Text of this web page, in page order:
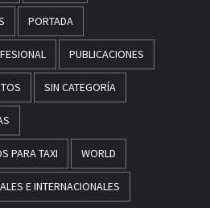
PORTADA
PUBLICACIONES
SIN CATEGORÍA
PARA TAXI WORLD
E INTERNACIONALES